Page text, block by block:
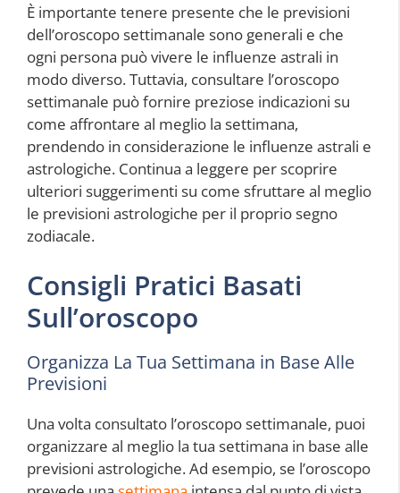
È importante tenere presente che le previsioni
dell’oroscopo settimanale sono generali e che
ogni persona può vivere le influenze astrali in
modo diverso. Tuttavia, consultare l’oroscopo
settimanale può fornire preziose indicazioni su
come affrontare al meglio la settimana,
prendendo in considerazione le influenze astrali e
astrologiche. Continua a leggere per scoprire
ulteriori suggerimenti su come sfruttare al meglio
le previsioni astrologiche per il proprio segno
zodiacale.
Consigli Pratici Basati
Sull’oroscopo
Organizza La Tua Settimana in Base Alle
Previsioni
Una volta consultato l’oroscopo settimanale, puoi
organizzare al meglio la tua settimana in base alle
previsioni astrologiche. Ad esempio, se l’oroscopo